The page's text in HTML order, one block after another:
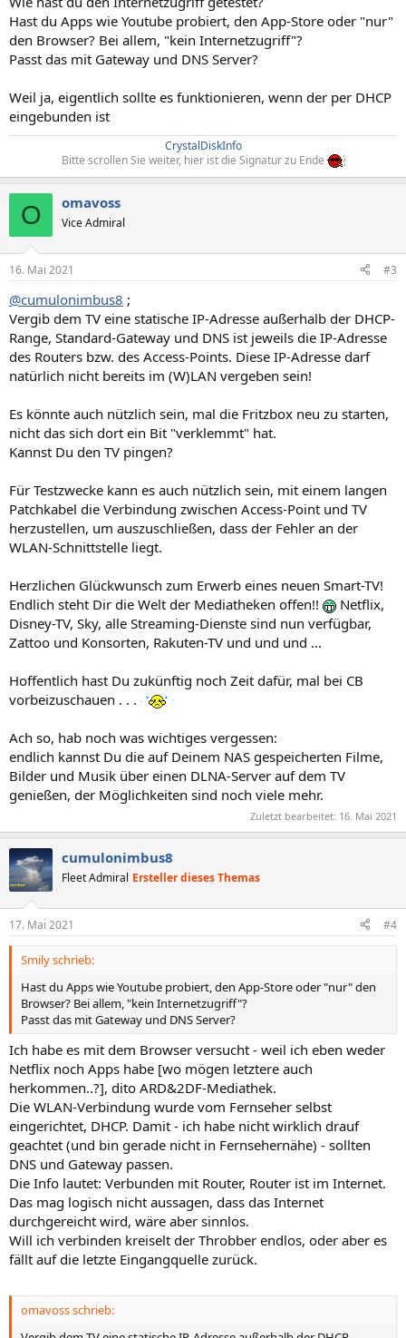
Hast du Apps wie Youtube probiert, den App-Store oder "nur"
den Browser? Bei allem, "kein Internetzugriff"?
Passt das mit Gateway und DNS Server?
Weil ja, eigentlich sollte es funktionieren, wenn der per DHCP
eingebunden ist
CrystalDiskInfo
Bitte scrollen Sie weiter, hier ist die Signatur zu Ende
O omavoss
Vice Admiral
16. Mai 2021 #3
@cumulonimbus8 ;
Vergib dem TV eine statische IP-Adresse außerhalb der DHCP-
Range, Standard-Gateway und DNS ist jeweils die IP-Adresse
des Routers bzw. des Access-Points. Diese IP-Adresse darf
natürlich nicht bereits im (W)LAN vergeben sein!
Es könnte auch nützlich sein, mal die Fritzbox neu zu starten,
nicht das sich dort ein Bit "verklemmt" hat.
Kannst Du den TV pingen?
Für Testzwecke kann es auch nützlich sein, mit einem langen
Patchkabel die Verbindung zwischen Access-Point und TV
herzustellen, um auszuschließen, dass der Fehler an der
WLAN-Schnittstelle liegt.
Herzlichen Glückwunsch zum Erwerb eines neuen Smart-TV!
Endlich steht Dir die Welt der Mediatheken offen!!
Netflix,
Disney-TV, Sky, alle Streaming-Dienste sind nun verfügbar,
Zattoo und Konsorten, Rakuten-TV und und und ...
Hoffentlich hast Du zukünftig noch Zeit dafür, mal bei CB
vorbeizuschauen . . .
Ach so, hab noch was wichtiges vergessen:
endlich kannst Du die auf Deinem NAS gespeicherten Filme,
Bilder und Musik über einen DLNA-Server auf dem TV
genießen, der Möglichkeiten sind noch viele mehr.
Zuletzt bearbeitet: 16. Mai 2021
cumulonimbus8
Fleet Admiral Ersteller dieses Themas
17. Mai 2021 #4
Smily schrieb:
Hast du Apps wie Youtube probiert, den App-Store oder "nur" den
Browser? Bei allem, "kein Internetzugriff"?
Passt das mit Gateway und DNS Server?
Ich habe es mit dem Browser versucht - weil ich eben weder
Netflix noch Apps habe [wo mögen letztere auch
herkommen..?], dito ARD&2DF-Mediathek.
Die WLAN-Verbindung wurde vom Fernseher selbst
eingerichtet, DHCP. Damit - ich habe nicht wirklich drauf
geachtet (und bin gerade nicht in Fernsehernähe) - sollten
DNS und Gateway passen.
Die Info lautet: Verbunden mit Router, Router ist im Internet.
Das mag logisch nicht aussagen, dass das Internet
durchgereicht wird, wäre aber sinnlos.
Will ich verbinden kreiselt der Throbber endlos, oder aber es
fällt auf die letzte Eingangquelle zurück.
omavoss schrieb: